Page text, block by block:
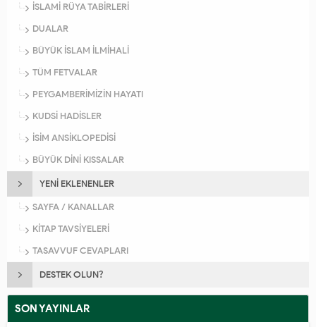
İSLAMİ RÜYA TABİRLERİ
DUALAR
BÜYÜK İSLAM İLMİHALİ
TÜM FETVALAR
PEYGAMBERİMİZİN HAYATI
KUDSİ HADİSLER
İSİM ANSİKLOPEDİSİ
BÜYÜK DİNİ KISSALAR
YENİ EKLENENLER
SAYFA / KANALLAR
KİTAP TAVSİYELERİ
TASAVVUF CEVAPLARI
DESTEK OLUN?
SON YAYINLAR